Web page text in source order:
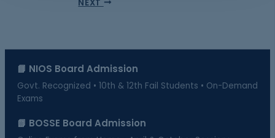
NEXT
📘 NIOS Board Admission
Govt. Recognized • 10th & 12th Fail Students • On-Demand
Exams
📗 BOSSE Board Admission